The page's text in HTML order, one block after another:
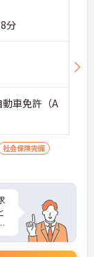
分
車免許（A
社会保険完備